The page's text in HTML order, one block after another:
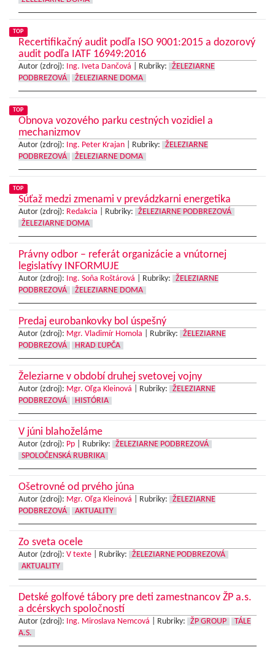
TOP
Recertifikačný audit podľa ISO 9001:2015 a dozorový
audit podľa IATF 16949:2016
Autor (zdroj): Ing. Iveta Dančová Rubriky:
ŽELEZIARNE
PODBREZOVÁ
ŽELEZIARNE DOMA
TOP
Obnova vozového parku cestných vozidiel a
mechanizmov
Autor (zdroj): Ing. Peter Krajan Rubriky:
ŽELEZIARNE
PODBREZOVÁ
ŽELEZIARNE DOMA
TOP
Súťaž medzi zmenami v prevádzkarni energetika
Autor (zdroj): Redakcia Rubriky:
ŽELEZIARNE PODBREZOVÁ
ŽELEZIARNE DOMA
Právny odbor – referát organizácie a vnútornej
legislatívy INFORMUJE
Autor (zdroj): Ing. Soňa Roštárová Rubriky:
ŽELEZIARNE
PODBREZOVÁ
ŽELEZIARNE DOMA
Predaj eurobankovky bol úspešný
Autor (zdroj): Mgr. Vladimír Homola Rubriky:
ŽELEZIARNE
PODBREZOVÁ
HRAD ĽUPČA
Železiarne v období druhej svetovej vojny
Autor (zdroj): Mgr. Oľga Kleinová Rubriky:
ŽELEZIARNE
PODBREZOVÁ
HISTÓRIA
V júni blahoželáme
Autor (zdroj): Pp Rubriky:
ŽELEZIARNE PODBREZOVÁ
SPOLOČENSKÁ RUBRIKA
Ošetrovné od prvého júna
Autor (zdroj): Mgr. Oľga Kleinová Rubriky:
ŽELEZIARNE
PODBREZOVÁ
AKTUALITY
Zo sveta ocele
Autor (zdroj): V texte Rubriky:
ŽELEZIARNE PODBREZOVÁ
AKTUALITY
Detské golfové tábory pre deti zamestnancov ŽP a.s.
a dcérskych spoločností
Autor (zdroj): Ing. Miroslava Nemcová Rubriky: ŽP GROUP
TÁLE
A.S.